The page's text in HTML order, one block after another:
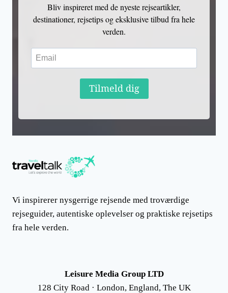
Bliv inspireret med de nyeste rejseartikler,
destinationer, rejsetips og eksklusive tilbud fra hele
verden.
Tilmeld dig
Vi inspirerer nysgerrige rejsende med troværdige
rejseguider, autentiske oplevelser og praktiske rejsetips
fra hele verden.
Leisure Media Group LTD
128 City Road · London, England, The UK